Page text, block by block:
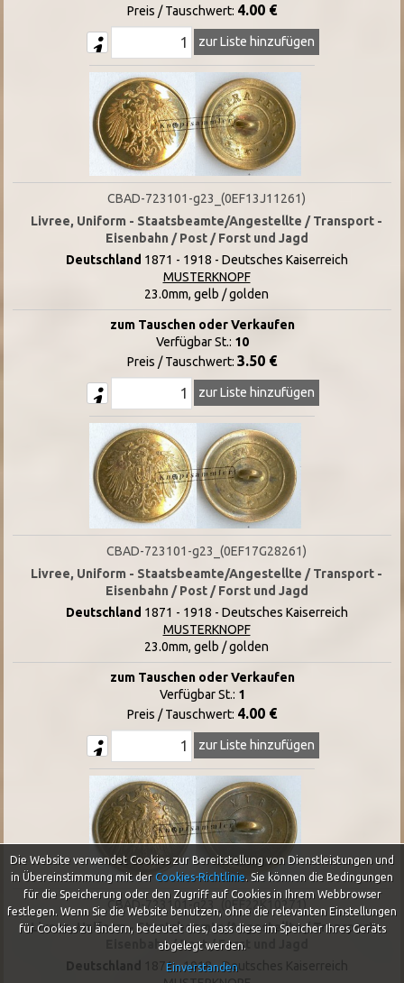
Preis / Tauschwert: 4.00 €
zur Liste hinzufügen
CBAD-723101-g23_(0EF13J11261)
Livree, Uniform - Staatsbeamte/Angestellte / Transport -
Eisenbahn / Post / Forst und Jagd
Deutschland 1871 - 1918 - Deutsches Kaiserreich
MUSTERKNOPF
23.0mm, gelb / golden
zum Tauschen oder Verkaufen
Verfügbar St.: 10
Preis / Tauschwert: 3.50 €
zur Liste hinzufügen
CBAD-723101-g23_(0EF17G28261)
Livree, Uniform - Staatsbeamte/Angestellte / Transport -
Eisenbahn / Post / Forst und Jagd
Deutschland 1871 - 1918 - Deutsches Kaiserreich
MUSTERKNOPF
23.0mm, gelb / golden
zum Tauschen oder Verkaufen
Verfügbar St.: 1
Preis / Tauschwert: 4.00 €
zur Liste hinzufügen
CBAD-723101-g23_(0EF22K10271)
Livree, Uniform - Staatsbeamte/Angestellte / Transport -
Eisenbahn / Post / Forst und Jagd
Deutschland
1871 - 1918 - Deutsches Kaiserreich
Die Website verwendet Cookies zur Bereitstellung von Dienstleistungen und
in Übereinstimmung mit der Cookies-Richtlinie. Sie können die Bedingungen
für die Speicherung oder den Zugriff auf Cookies in Ihrem Webbrowser
festlegen. Wenn Sie die Website benutzen, ohne die relevanten Einstellungen
für Cookies zu ändern, bedeutet dies, dass diese im Speicher Ihres Geräts
abgelegt werden.
Einverstanden